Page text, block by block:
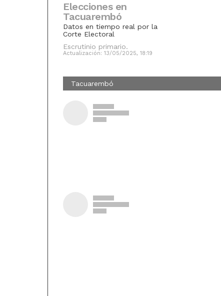
Elecciones en
Tacuarembó
Datos en tiempo real por la
Corte Electoral
Escrutinio primario.
Actualización: 13/05/2025, 18:19